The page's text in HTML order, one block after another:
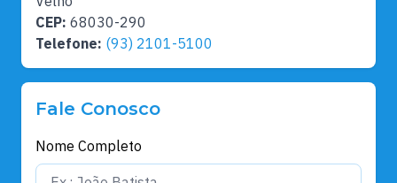
CEP: 68030-290
Telefone: (93) 2101-5100
Fale Conosco
Nome Completo